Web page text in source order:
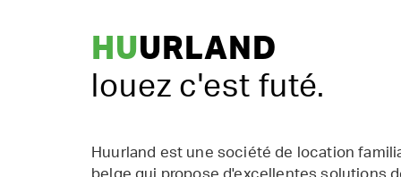
HUURLAND
louez c'est futé.
Huurland est une société de location
belge qui propose d'excellentes solutions